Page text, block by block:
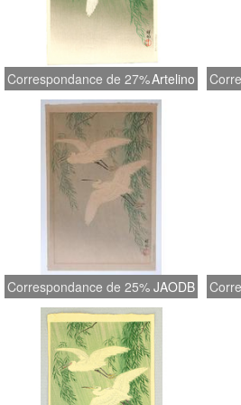
Correspondance de 27%Artelino
Correspondance de 25% JAODB